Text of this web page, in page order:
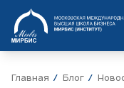
МИРБИС
Главная Блог